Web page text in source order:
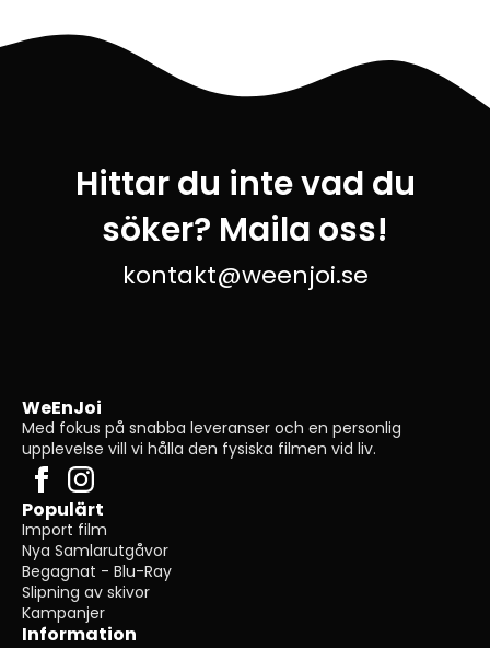
Hittar du inte vad du
söker? Maila oss!
kontakt@weenjoi.se
WeEnJoi
Med fokus på snabba leveranser och en personlig
upplevelse vill vi hålla den fysiska filmen vid liv.
Populärt
Import film
Nya Samlarutgåvor
Begagnat - Blu-Ray
Slipning av skivor
Kampanjer
Information